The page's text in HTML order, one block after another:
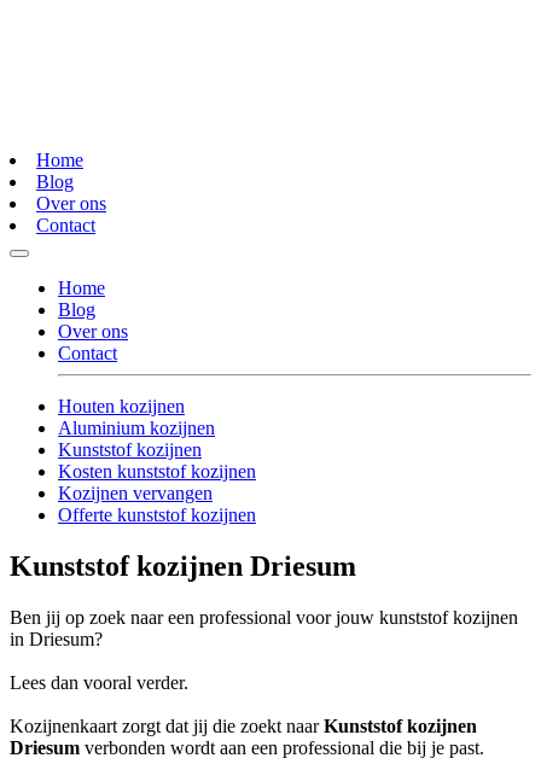
Home
Blog
Over ons
Contact
Home
Blog
Over ons
Contact
Houten kozijnen
Aluminium kozijnen
Kunststof kozijnen
Kosten kunststof kozijnen
Kozijnen vervangen
Offerte kunststof kozijnen
Kunststof kozijnen Driesum
Ben jij op zoek naar een professional voor jouw kunststof kozijnen
in Driesum?
Lees dan vooral verder.
Kozijnenkaart zorgt dat jij die zoekt naarKunststof kozijnen
Driesum verbonden wordt aan een professional die bij je past.